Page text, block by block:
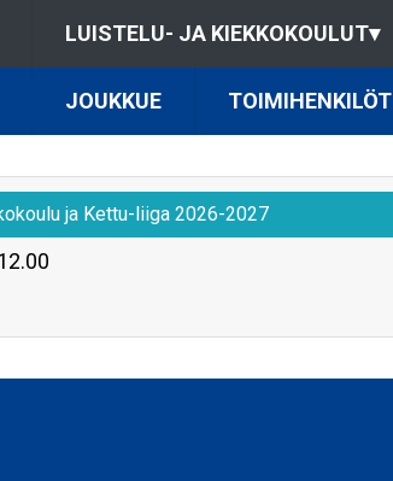
LUISTELU- JA KIEKKOKOULUT▾
JOUKKUE TOIMIHENKILÖT
ja Kettu-liiga 2026-2027